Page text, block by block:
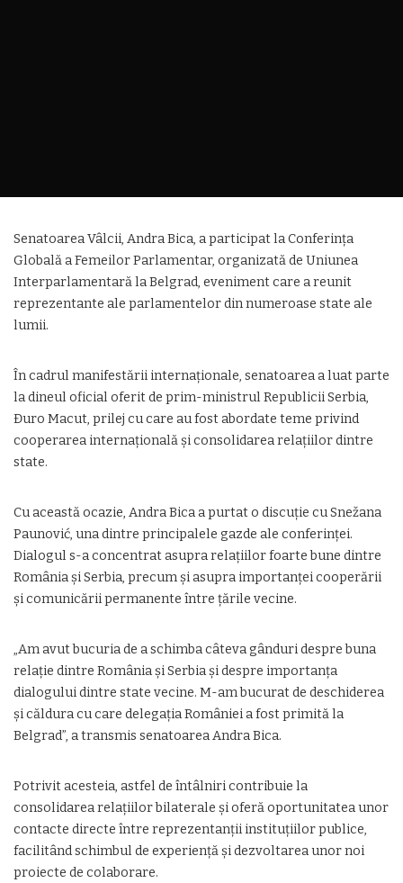
Senatoarea Vâlcii, Andra Bica, a participat la Conferința
Globală a Femeilor Parlamentar, organizată de Uniunea
Interparlamentară la Belgrad, eveniment care a reunit
reprezentante ale parlamentelor din numeroase state ale
lumii.
În cadrul manifestării internaționale, senatoarea a luat parte
la dineul oficial oferit de prim-ministrul Republicii Serbia,
Đuro Macut, prilej cu care au fost abordate teme privind
cooperarea internațională și consolidarea relațiilor dintre
state.
Cu această ocazie, Andra Bica a purtat o discuție cu Snežana
Paunović, una dintre principalele gazde ale conferinței.
Dialogul s-a concentrat asupra relațiilor foarte bune dintre
România și Serbia, precum și asupra importanței cooperării
și comunicării permanente între țările vecine.
„Am avut bucuria de a schimba câteva gânduri despre buna
relație dintre România și Serbia și despre importanța
dialogului dintre state vecine. M-am bucurat de deschiderea
și căldura cu care delegația României a fost primită la
Belgrad”, a transmis senatoarea Andra Bica.
Potrivit acesteia, astfel de întâlniri contribuie la
consolidarea relațiilor bilaterale și oferă oportunitatea unor
contacte directe între reprezentanții instituțiilor publice,
facilitând schimbul de experiență și dezvoltarea unor noi
proiecte de colaborare.